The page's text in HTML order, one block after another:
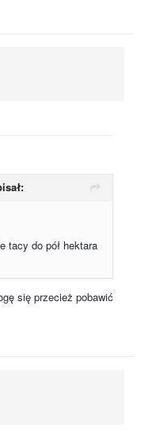
tacy do pół hektara
się przecież pobawić